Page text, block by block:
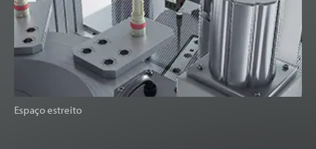
Espaço estreito